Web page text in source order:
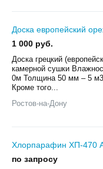
Доска европейский
1 000 руб.
Доска грецкий
камерной сушки
0м Толщина 50 мм – 5
Кроме того...
Ростов-на-Дону
Хлорпарафин ХП-470
по запросу